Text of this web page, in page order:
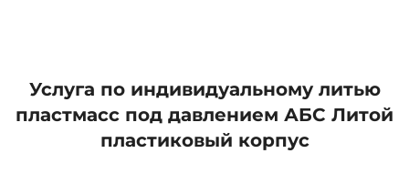
Услуга по индивидуальному литью
пластмасс под давлением АБС Литой
пластиковый корпус